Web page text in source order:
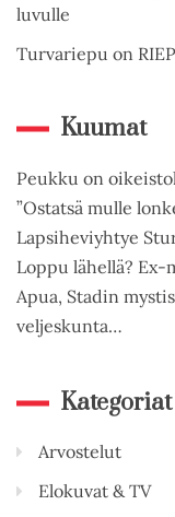
luvulle
Turvariepu on
Kuumat
Peukku on
”Ostatsä mulle
Lapsiheviyhtye
Loppu lähellä?
Apua, Stadin
veljeskunta…
Kategoriat
Arvostelut
Elokuvat & TV